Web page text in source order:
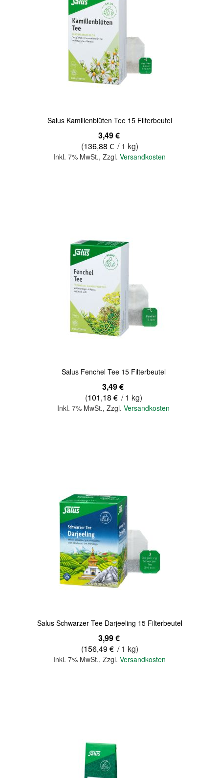
Salus Kamillenblüten Tee 15 Filterbeutel
3,49 €
(136,88 € / 1 kg)
Inkl. 7% MwSt., Zzgl. Versandkosten
Salus Fenchel Tee 15 Filterbeutel
3,49 €
(101,18 € / 1 kg)
Inkl. 7% MwSt.,Zzgl.Versandkosten
Salus Schwarzer Tee Darjeeling 15 Filterbeutel
3,99 €
(156,49 € / 1 kg)
Inkl. 7% MwSt., Zzgl. Versandkosten